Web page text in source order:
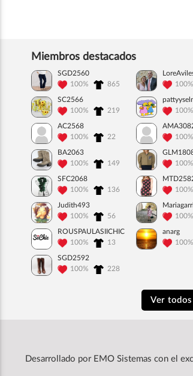
Miembros destacados
SGD2560
100%
865
100%
SC2566
100%
219
100%
AC2568
100%
22
100%
BA2063
100%
149
100%
SFC2068
100%
136
100%
Judith493
100%
56
100%
ROUSPAULASIICHIC
100%
13
anarg
100%
SGD2592
100%
228
Ver todos
Desarrollado por EMO Sistemas con el